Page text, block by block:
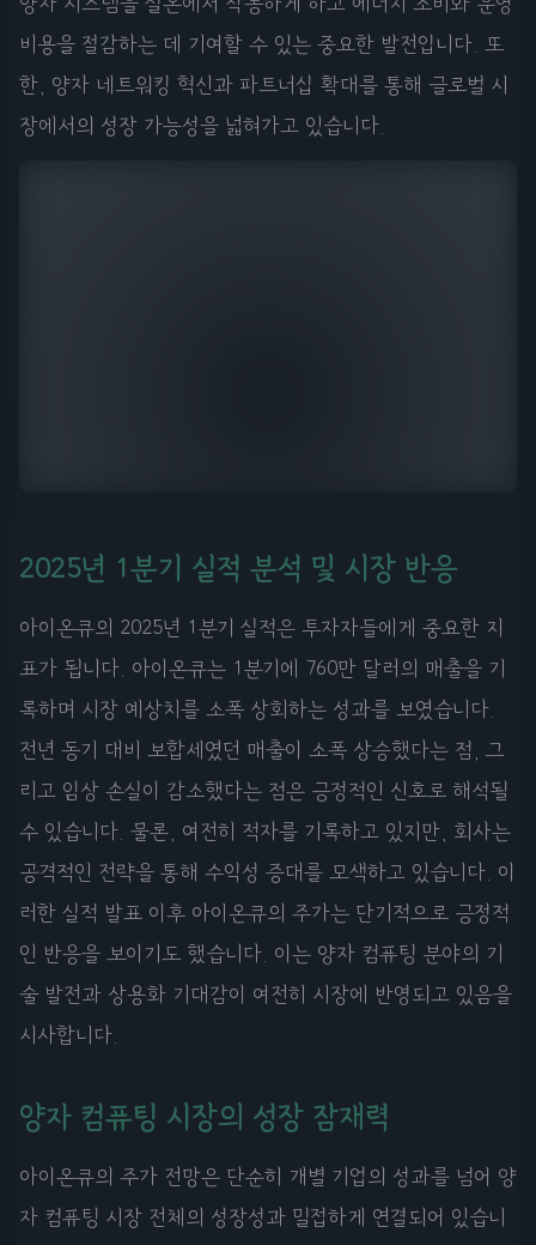
비용을 절감하는 데 기여할 수 있는 중요한 발전입니다. 또
한, 양자 네트워킹 혁신과 파트너십 확대를 통해 글로벌 시
장에서의 성장 가능성을 넓혀가고 있습니다.
2025년 1분기 실적 분석 및 시장 반응
아이온큐의 2025년 1분기 실적은 투자자들에게 중요한 지
표가 됩니다. 아이온큐는 1분기에 760만 달러의 매출을 기
록하며 시장 예상치를 소폭 상회하는 성과를 보였습니다.
전년 동기 대비 보합세였던 매출이 소폭 상승했다는 점, 그
리고 임상 손실이 감소했다는 점은 긍정적인 신호로 해석될
수 있습니다. 물론, 여전히 적자를 기록하고 있지만, 회사는
공격적인 전략을 통해 수익성 증대를 모색하고 있습니다. 이
러한 실적 발표 이후 아이온큐의 주가는 단기적으로 긍정적
인 반응을 보이기도 했습니다. 이는 양자 컴퓨팅 분야의 기
술 발전과 상용화 기대감이 여전히 시장에 반영되고 있음을
시사합니다.
양자 컴퓨팅 시장의 성장 잠재력
아이온큐의 주가 전망은 단순히 개별 기업의 성과를 넘어 양
자 컴퓨팅 시장 전체의 성장성과 밀접하게 연결되어 있습니